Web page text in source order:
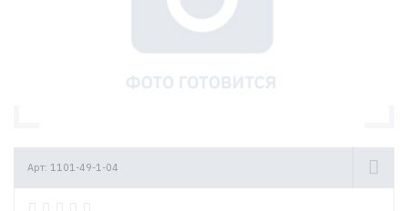
Арт: 1101-49-1-04